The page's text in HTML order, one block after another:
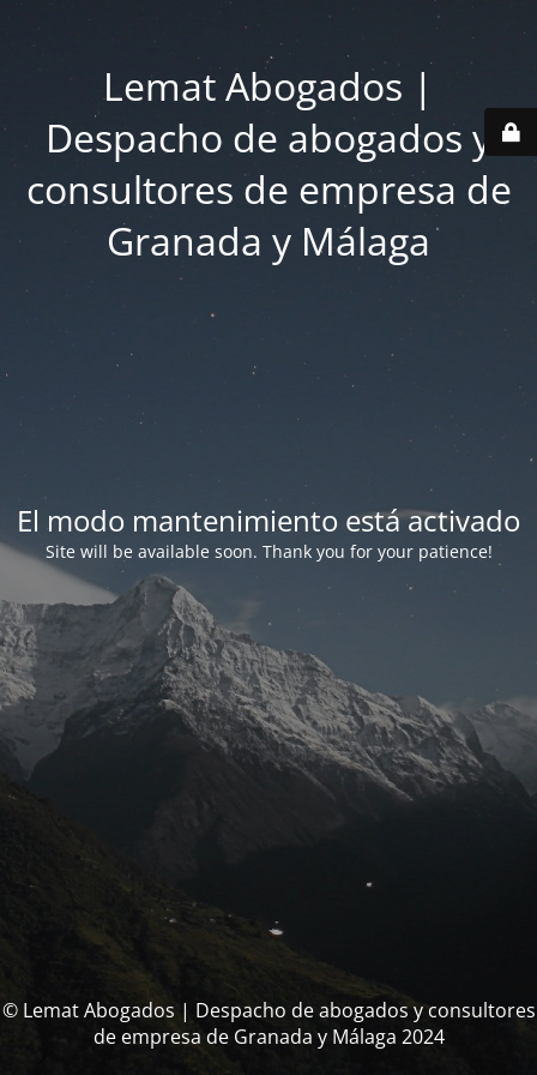
Lemat Abogados |
Despacho de abogados y
consultores de empresa de
Granada y Málaga
El modo mantenimiento está activado
Site will be available soon. Thank you for your patience!
© Lemat Abogados | Despacho de abogados y consultores
de empresa de Granada y Málaga 2024